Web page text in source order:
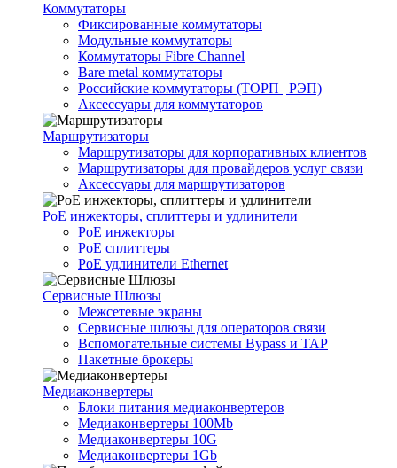
Коммутаторы
Фиксированные коммутаторы
Модульные коммутаторы
Коммутаторы Fibre Channel
Bare metal коммутаторы
Российские коммутаторы (ТОРП | РЭП)
Аксессуары для коммутаторов
Маршрутизаторы
Маршрутизаторы для корпоративных клиентов
Маршрутизаторы для провайдеров услуг связи
Аксессуары для маршрутизаторов
PoE инжекторы, сплиттеры и удлинители
PoE инжекторы
PoE сплиттеры
PoE удлинители Ethernet
Сервисные Шлюзы
Межсетевые экраны
Сервисные шлюзы для операторов связи
Вспомогательные системы Bypass и TAP
Пакетные брокеры
Медиаконвертеры
Блоки питания медиаконвертеров
Медиаконвертеры 100Mb
Медиаконвертеры 10G
Медиаконвертеры 1Gb